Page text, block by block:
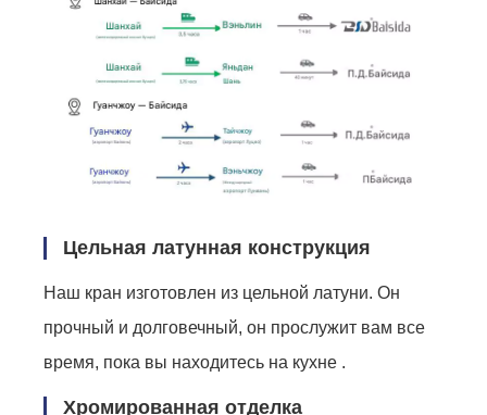
Цельная латунная конструкция
Наш кран изготовлен из цельной латуни. Он
прочный и долговечный, он прослужит вам все
время, пока вы находитесь на кухне .
Хромированная отделка